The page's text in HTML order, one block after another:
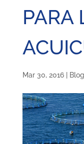
PARA
Mar 30, 2016| Blog